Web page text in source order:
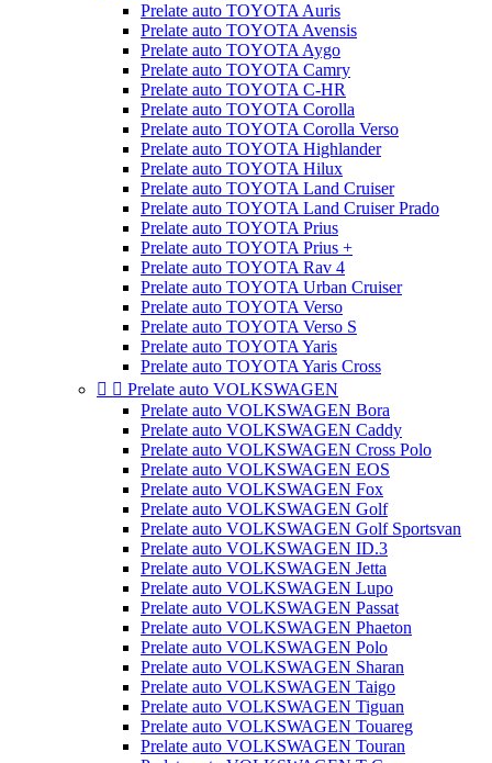
Prelate auto TOYOTA Auris
Prelate auto TOYOTA Avensis
Prelate auto TOYOTA Aygo
Prelate auto TOYOTA Camry
Prelate auto TOYOTA C-HR
Prelate auto TOYOTA Corolla
Prelate auto TOYOTA Corolla Verso
Prelate auto TOYOTA Highlander
Prelate auto TOYOTA Hilux
Prelate auto TOYOTA Land Cruiser
Prelate auto TOYOTA Land Cruiser Prado
Prelate auto TOYOTA Prius
Prelate auto TOYOTA Prius +
Prelate auto TOYOTA Rav 4
Prelate auto TOYOTA Urban Cruiser
Prelate auto TOYOTA Verso
Prelate auto TOYOTA Verso S
Prelate auto TOYOTA Yaris
Prelate auto TOYOTA Yaris Cross
  Prelate auto VOLKSWAGEN
Prelate auto VOLKSWAGEN Bora
Prelate auto VOLKSWAGEN Caddy
Prelate auto VOLKSWAGEN Cross Polo
Prelate auto VOLKSWAGEN EOS
Prelate auto VOLKSWAGEN Fox
Prelate auto VOLKSWAGEN Golf
Prelate auto VOLKSWAGEN Golf Sportsvan
Prelate auto VOLKSWAGEN ID.3
Prelate auto VOLKSWAGEN Jetta
Prelate auto VOLKSWAGEN Lupo
Prelate auto VOLKSWAGEN Passat
Prelate auto VOLKSWAGEN Phaeton
Prelate auto VOLKSWAGEN Polo
Prelate auto VOLKSWAGEN Sharan
Prelate auto VOLKSWAGEN Taigo
Prelate auto VOLKSWAGEN Tiguan
Prelate auto VOLKSWAGEN Touareg
Prelate auto VOLKSWAGEN Touran